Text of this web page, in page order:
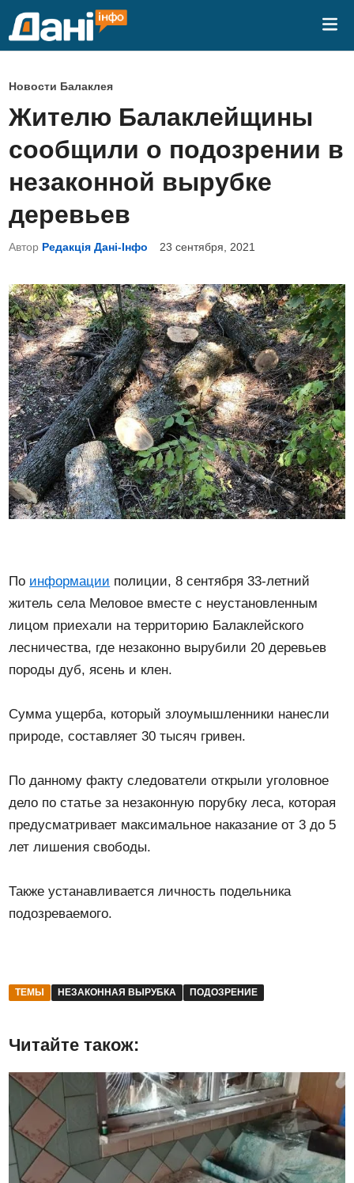
О
п
у
б
л
и
к
о
а
н
о
в
Новости Балаклея
Жителю Балаклейщины
сообщили о подозрении в
незаконной вырубке
деревьев
Автор Редакція Дані-Інфо 23 сентября, 2021
По информации полиции, 8 сентября 33-летний
житель села Меловое вместе с неустановленным
лицом приехали на территорию Балаклейского
лесничества, где незаконно вырубили 20 деревьев
породы дуб, ясень и клен.
Сумма ущерба, который злоумышленники нанесли
природе, составляет 30 тысяч гривен.
По данному факту следователи открыли уголовное
дело по статье за незаконную порубку леса, которая
предусматривает максимальное наказание от 3 до 5
лет лишения свободы.
Также устанавливается личность подельника
подозреваемого.
ТЕМЫ НЕЗАКОННАЯ ВЫРУБКА ПОДОЗРЕНИЕ
Читайте також: